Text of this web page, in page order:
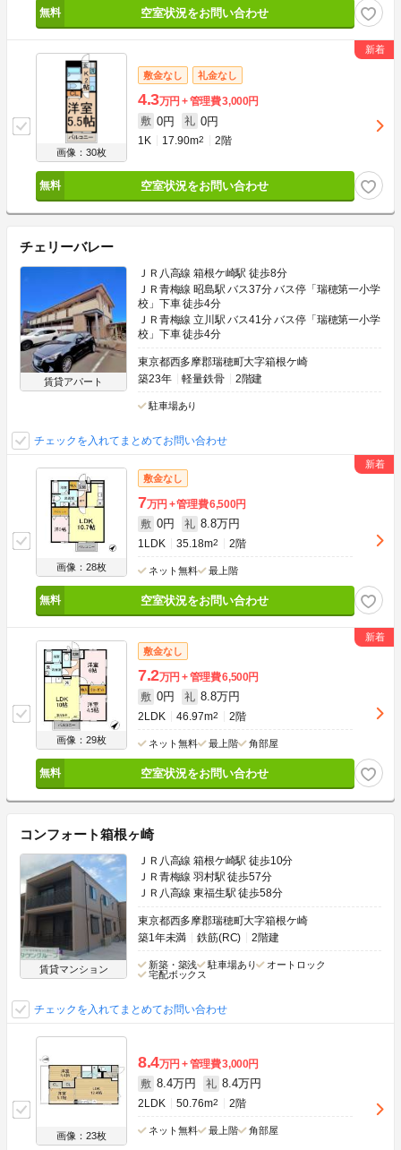
空室状況をお問い合わせ
画像：30枚
敷金なし 礼金なし
4.3万円 管理費3,000円
敷 0円 礼 0円
1K 17.90m2 2階
空室状況をお問い合わせ
チェリーバレー
賃貸アパート
ＪＲ八高線 箱根ケ崎駅 徒歩8分
ＪＲ青梅線 昭島駅 バス37分 バス停「瑞穂第一小学
校」下車 徒歩4分
ＪＲ青梅線 立川駅 バス41分 バス停「瑞穂第一小学
校」下車 徒歩4分
東京都西多摩郡瑞穂町大字箱根ケ崎
築23年
軽量鉄骨 2階建
駐車場あり
チェックを入れてまとめてお問い合わせ
画像：28枚
敷金なし
7万円 管理費6,500円
敷 0円 礼 8.8万円
1LDK 35.18m2 2階
ネット無料 最上階
空室状況をお問い合わせ
画像：29枚
敷金なし
7.2万円 管理費6,500円
敷 0円 礼 8.8万円
2LDK 46.97m2 2階
ネット無料 最上階 角部屋
空室状況をお問い合わせ
コンフォート箱根ヶ崎
賃貸マンション
ＪＲ八高線 箱根ケ崎駅 徒歩10分
ＪＲ青梅線 羽村駅 徒歩57分
ＪＲ八高線 東福生駅 徒歩58分
東京都西多摩郡瑞穂町大字箱根ケ崎
築1年未満
鉄筋(RC) 2階建
新築・築浅 駐車場あり
オートロック
宅配ボックス
チェックを入れてまとめてお問い合わせ
画像：23枚
8.4万円 管理費3,000円
敷 8.4万円 礼 8.4万円
2LDK 50.76m2 2階
ネット無料 最上階 角部屋